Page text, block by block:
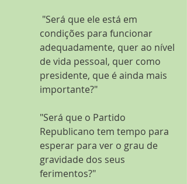
condições para funcionar
adequadamente, quer ao nível
de vida pessoal, quer como
presidente, que é ainda mais
importante?"
"Será que o Partido
Republicano tem tempo para
esperar para ver o grau de
gravidade dos seus
ferimentos?"